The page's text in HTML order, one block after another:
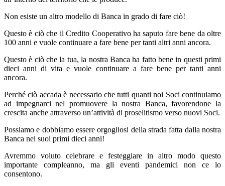
Non esiste un altro modello di Banca in grado di fare ciò!
Questo è ciò che il Credito Cooperativo ha saputo fare bene da oltre
100 anni e vuole continuare a fare bene per tanti altri anni ancora.
Questo è ciò che la tua, la nostra Banca ha fatto bene in questi primi
dieci anni di vita e vuole continuare a fare bene per tanti anni
ancora.
Perché ciò accada è necessario che tutti quanti noi Soci continuiamo
ad impegnarci nel promuovere la nostra Banca, favorendone la
crescita anche attraverso un’attività di proselitismo verso nuovi Soci.
Possiamo e dobbiamo essere orgogliosi della strada fatta dalla nostra
Banca nei suoi primi dieci anni!
Avremmo voluto celebrare e festeggiare in altro modo questo
importante compleanno, ma gli eventi pandemici non ce lo
consentono.